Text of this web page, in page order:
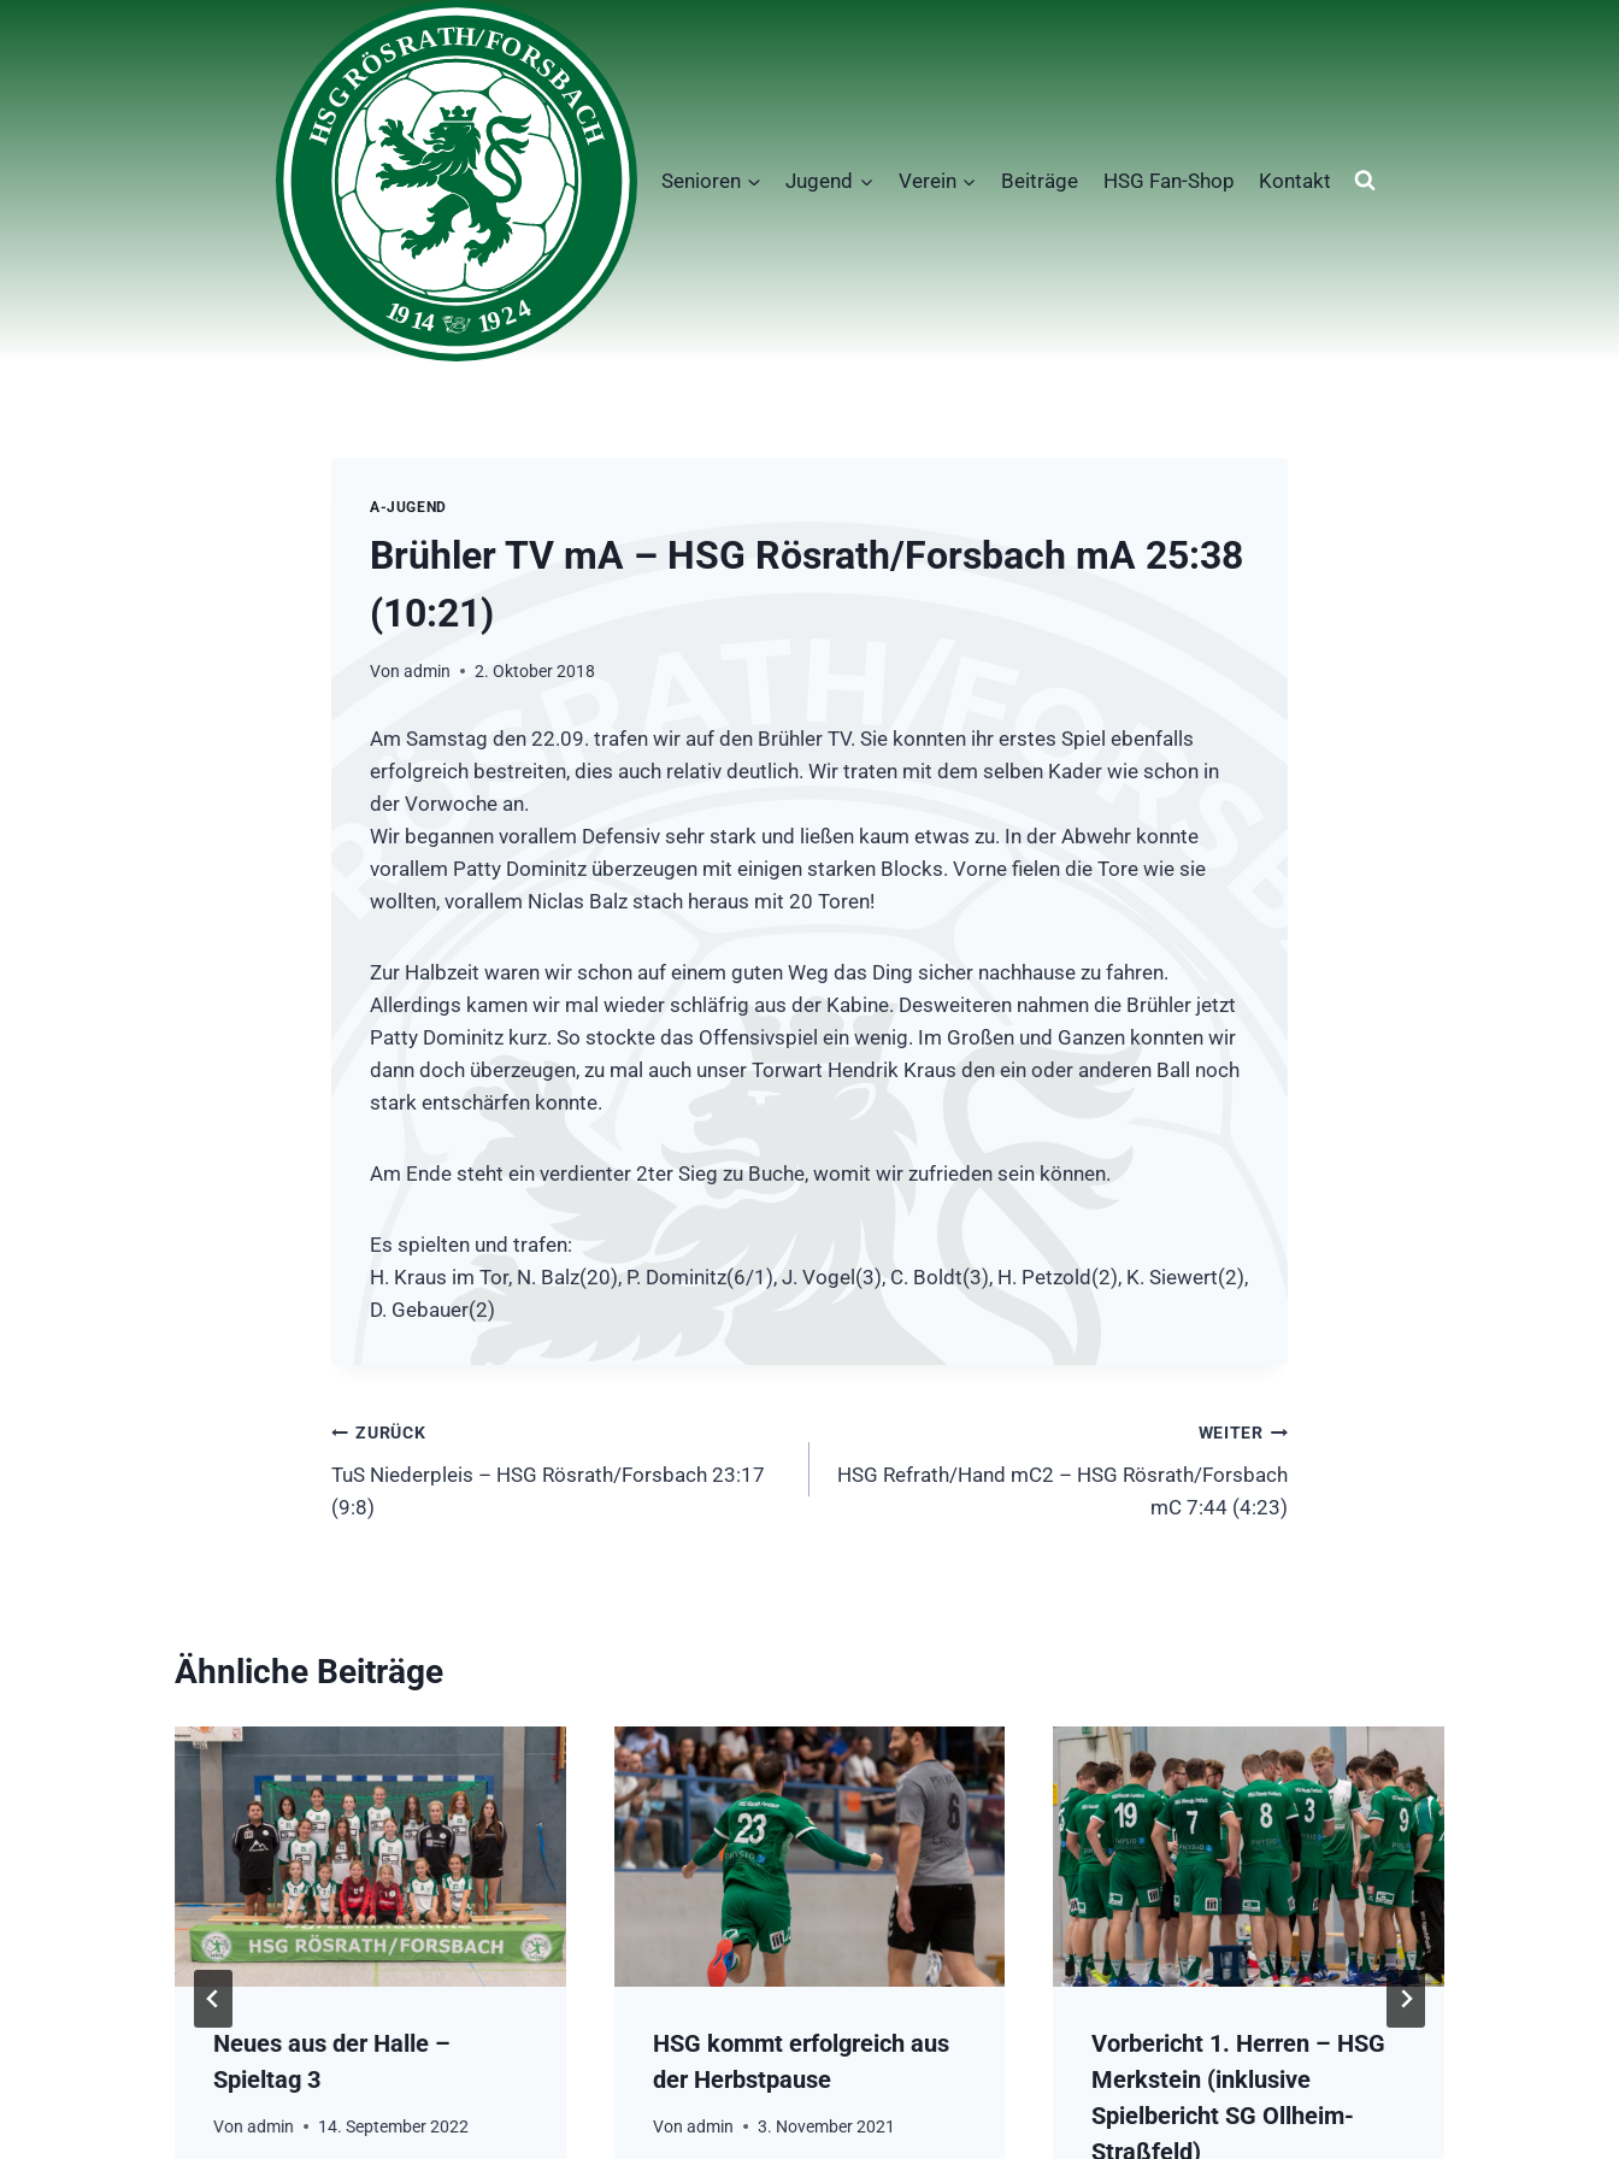
Senioren Jugend Verein Beiträge HSG Fan-Shop Kontakt
A-JUGEND
Brühler TV mA – HSG Rösrath/Forsbach mA 25:38
(10:21)
Von admin 2. Oktober 2018
Am Samstag den 22.09. trafen wir auf den Brühler TV. Sie konnten ihr erstes Spiel ebenfalls
erfolgreich bestreiten, dies auch relativ deutlich. Wir traten mit dem selben Kader wie schon in
der Vorwoche an.
Wir begannen vorallem Defensiv sehr stark und ließen kaum etwas zu. In der Abwehr konnte
vorallem Patty Dominitz überzeugen mit einigen starken Blocks. Vorne fielen die Tore wie sie
wollten, vorallem Niclas Balz stach heraus mit 20 Toren!
Zur Halbzeit waren wir schon auf einem guten Weg das Ding sicher nachhause zu fahren.
Allerdings kamen wir mal wieder schläfrig aus der Kabine. Desweiteren nahmen die Brühler jetzt
Patty Dominitz kurz. So stockte das Offensivspiel ein wenig. Im Großen und Ganzen konnten wir
dann doch überzeugen, zu mal auch unser Torwart Hendrik Kraus den ein oder anderen Ball noch
stark entschärfen konnte.
Am Ende steht ein verdienter 2ter Sieg zu Buche, womit wir zufrieden sein können.
Es spielten und trafen:
H. Kraus im Tor, N. Balz(20), P. Dominitz(6/1), J. Vogel(3), C. Boldt(3), H. Petzold(2), K. Siewert(2),
D. Gebauer(2)
Beitragsnavigation
ZURÜCK
TuS Niederpleis – HSG Rösrath/Forsbach 23:17
(9:8)
WEITER
HSG Refrath/Hand mC2 – HSG Rösrath/Forsbach
mC 7:44 (4:23)
Ähnliche Beiträge
Neues aus der Halle –
Spieltag 3
Von admin 14. September 2022
HSG kommt erfolgreich aus
der Herbstpause
Von admin 3. November 2021
Vorbericht 1. Herren – HSG
Merkstein (inklusive
Spielbericht SG Ollheim-
Straßfeld)